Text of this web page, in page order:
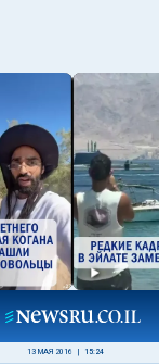
13 МАЯ 2016 15:24